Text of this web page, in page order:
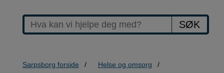
SØK
Sarpsborg forside
Helse og omsorg